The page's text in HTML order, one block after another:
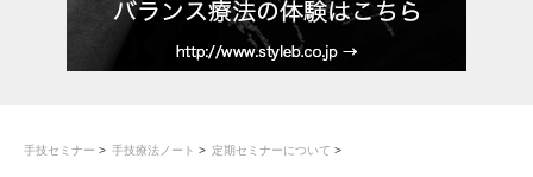
手技セミナー 手技療法ノート 定期セミナーについて